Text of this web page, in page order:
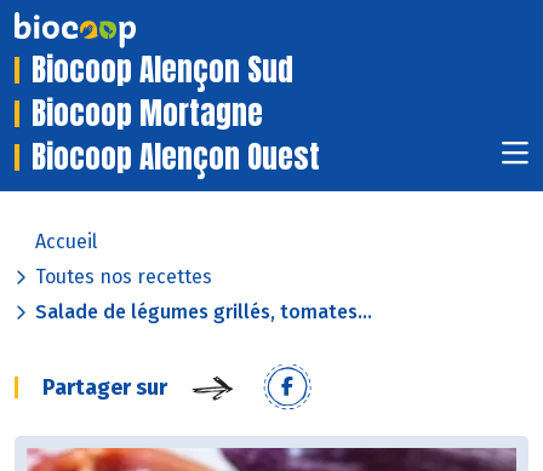
Biocoop Alençon Sud
Biocoop Mortagne
Biocoop Alençon Ouest
Accueil
Toutes nos recettes
Salade de légumes grillés, tomates...
Partager sur